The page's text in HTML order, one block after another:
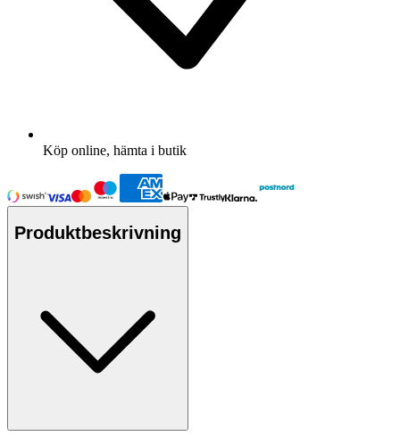
Köp online, hämta i butik
Produktbeskrivning